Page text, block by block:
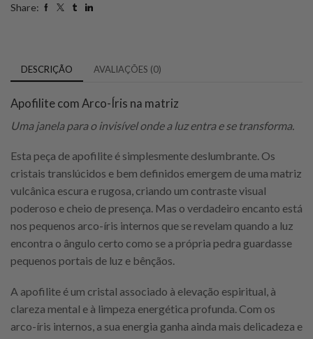
Share:
DESCRIÇÃO AVALIAÇÕES (0)
Apofilite com Arco-Íris na matriz
Uma janela para o invisível onde a luz entra e se transforma.
Esta peça de apofilite é simplesmente deslumbrante. Os
cristais translúcidos e bem definidos emergem de uma matriz
vulcânica escura e rugosa, criando um contraste visual
poderoso e cheio de presença. Mas o verdadeiro encanto está
nos pequenos arco-íris internos que se revelam quando a luz
encontra o ângulo certo como se a própria pedra guardasse
pequenos portais de luz e bênçãos.
A apofilite é um cristal associado à elevação espiritual, à
clareza mental e à limpeza energética profunda. Com os
arco-íris internos, a sua energia ganha ainda mais delicadeza e